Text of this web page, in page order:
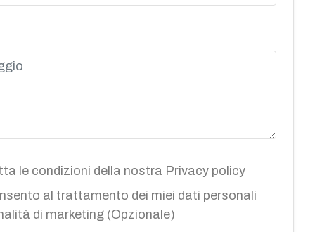
le condizioni della nostra Privacy policy
al trattamento dei miei dati personali
di marketing (Opzionale)